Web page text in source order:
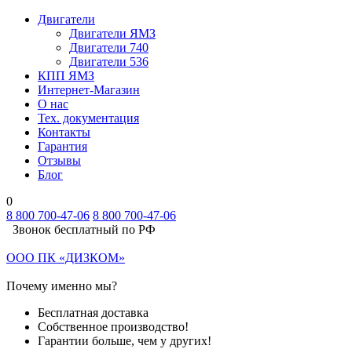
Двигатели
Двигатели ЯМЗ
Двигатели 740
Двигатели 536
КПП ЯМЗ
Интернет-Магазин
О нас
Тех. документация
Контакты
Гарантия
Отзывы
Блог
0
8 800 700-47-06 8 800 700-47-06
Звонок бесплатный по РФ
ООО ПК «ДИЗКОМ»
Почему именно мы?
Бесплатная доставка
Собственное производство!
Гарантии больше, чем у других!